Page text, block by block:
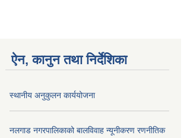
ऐन, कानुन तथा निर्देशिका
स्थानीय अनुकुलन कार्ययोजना
नलगाड नगरपालिकाको बालविवाह न्यूनीकरण रणनीतिक